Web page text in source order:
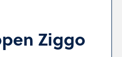
Ziggo